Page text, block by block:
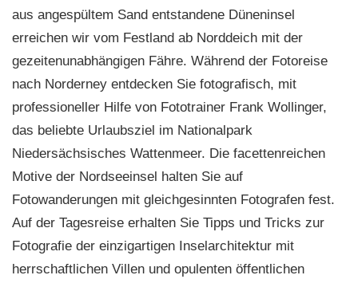
aus angespültem Sand entstandene Düneninsel
erreichen wir vom Festland ab Norddeich mit der
gezeitenunabhängigen Fähre. Während der Fotoreise
nach Norderney entdecken Sie fotografisch, mit
professioneller Hilfe von Fototrainer Frank Wollinger,
das beliebte Urlaubsziel im Nationalpark
Niedersächsisches Wattenmeer. Die facettenreichen
Motive der Nordseeinsel halten Sie auf
Fotowanderungen mit gleichgesinnten Fotografen fest.
Auf der Tagesreise erhalten Sie Tipps und Tricks zur
Fotografie der einzigartigen Inselarchitektur mit
herrschaftlichen Villen und opulenten öffentlichen